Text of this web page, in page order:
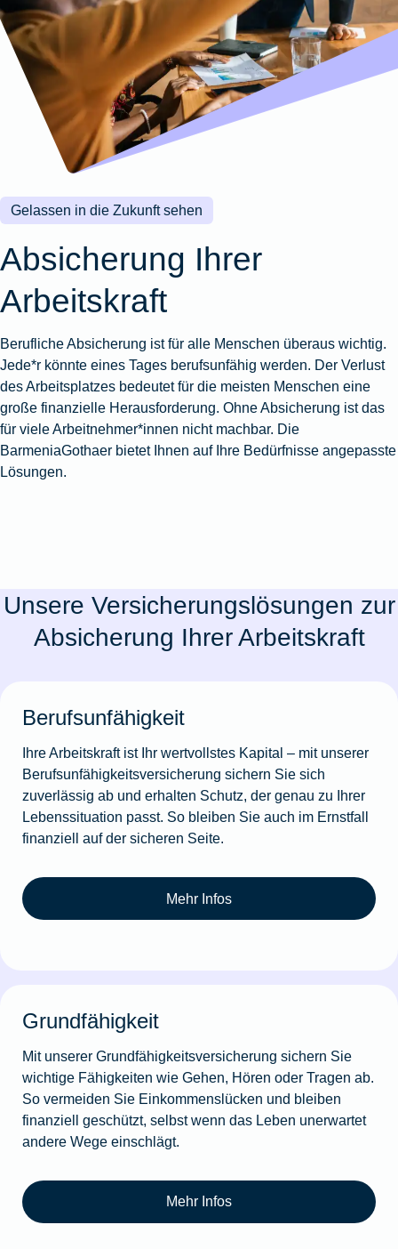
Wohnungsschutzbrief
Produktübersicht
Gewässerschadenhaftpflicht
Zur
Produktübersicht
Produktübersicht
Reisehaftpflichtversicherung
Reiserücktrittsversicherung
Zur
Produktübersicht
Zur
Produktübersicht
Zur
Produktübersicht
Zur
Produktübersicht
Montageversicherung
Zur
Produktübersicht
Gruppenunfall für
Betriebe
Gruppenunfall für
Vereine
Produktübersicht
Kunstversicherung
Ausstellungsversicherung
Valorenversicherung
Oldtimersammlungsversicherung
Zur
Gelassen in die Zukunft sehen
Absicherung Ihrer
Arbeitskraft
Berufliche Absicherung ist für alle Menschen überaus wichtig.
Jede*r könnte eines Tages berufsunfähig werden. Der Verlust
des Arbeitsplatzes bedeutet für die meisten Menschen eine
große finanzielle Herausforderung. Ohne Absicherung ist das
für viele Arbeitnehmer*innen nicht machbar. Die
BarmeniaGothaer bietet Ihnen auf Ihre Bedürfnisse angepasste
Lösungen.
Unsere Versicherungslösungen zur
Absicherung Ihrer Arbeitskraft
Berufsunfähigkeit
Ihre Arbeitskraft ist Ihr wertvollstes Kapital – mit unserer
Berufsunfähigkeitsversicherung sichern Sie sich
zuverlässig ab und erhalten Schutz, der genau zu Ihrer
Lebenssituation passt. So bleiben Sie auch im Ernstfall
finanziell auf der sicheren Seite.
Mehr Infos
Grundfähigkeit
Mit unserer Grundfähigkeitsversicherung sichern Sie
wichtige Fähigkeiten wie Gehen, Hören oder Tragen ab.
So vermeiden Sie Einkommenslücken und bleiben
finanziell geschützt, selbst wenn das Leben unerwartet
andere Wege einschlägt.
Mehr Infos